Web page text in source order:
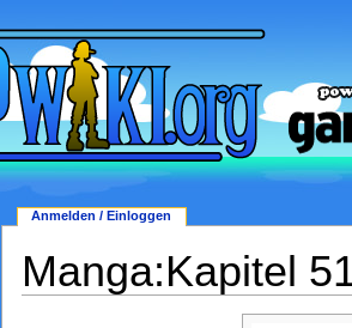
Manga:Kapitel
Anmelden / Einloggen